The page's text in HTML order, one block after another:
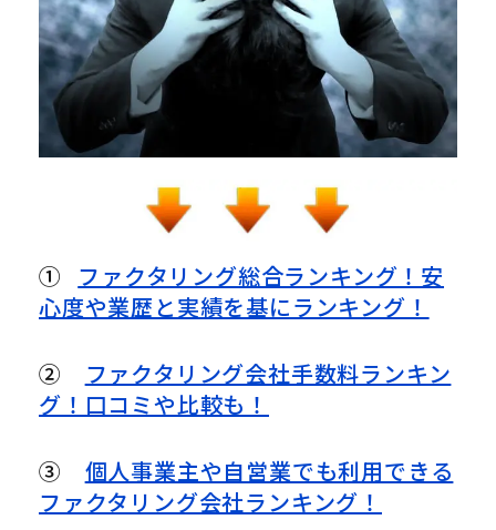
①ファクタリング総合ランキング！安
心度や業歴と実績を基にランキング！
②ファクタリング会社手数料ランキン
グ！口コミや比較も！
③個人事業主や自営業でも利用できる
ファクタリング会社ランキング！